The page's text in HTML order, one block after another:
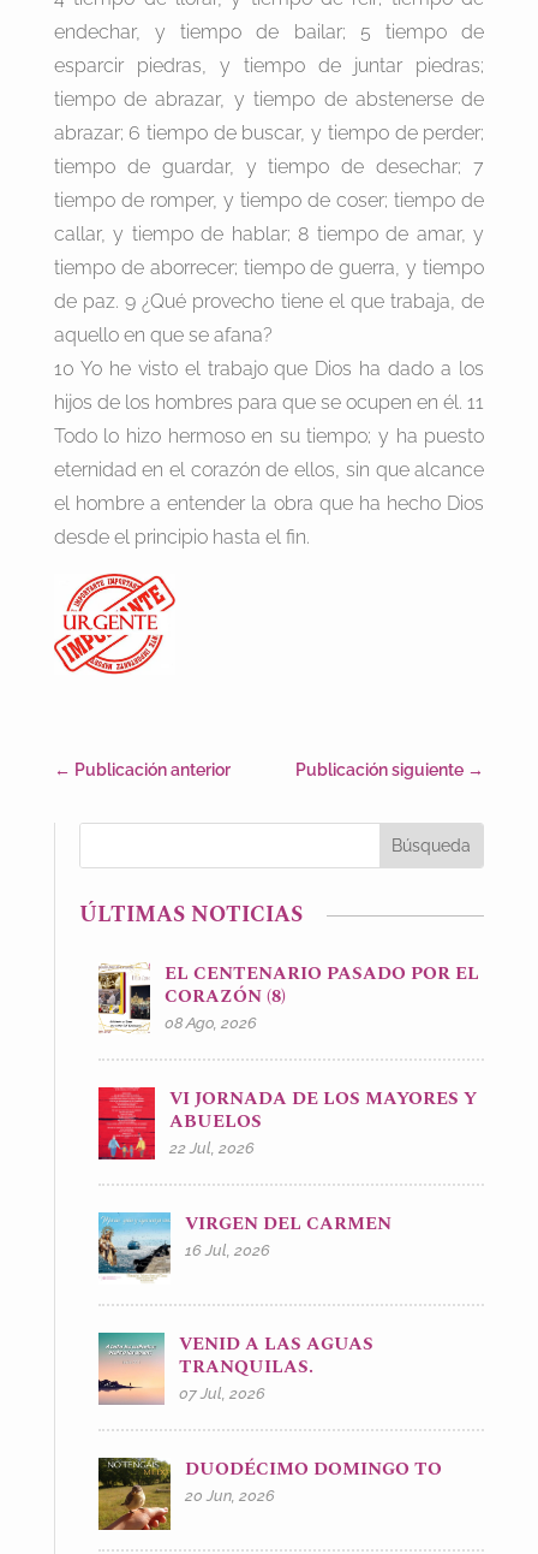
endechar, y tiempo de bailar; 5 tiempo de
esparcir piedras, y tiempo de juntar piedras;
tiempo de abrazar, y tiempo de abstenerse de
abrazar; 6 tiempo de buscar, y tiempo de perder;
tiempo de guardar, y tiempo de desechar; 7
tiempo de romper, y tiempo de coser; tiempo de
callar, y tiempo de hablar; 8 tiempo de amar, y
tiempo de aborrecer; tiempo de guerra, y tiempo
de paz. 9 ¿Qué provecho tiene el que trabaja, de
aquello en que se afana?
10 Yo he visto el trabajo que Dios ha dado a los
hijos de los hombres para que se ocupen en él. 11
Todo lo hizo hermoso en su tiempo; y ha puesto
eternidad en el corazón de ellos, sin que alcance
el hombre a entender la obra que ha hecho Dios
desde el principio hasta el fin.
← Publicación anterior Publicación siguiente →
ÚLTIMAS NOTICIAS
EL CENTENARIO PASADO POR EL
CORAZÓN (8)
08 Ago, 2026
VI JORNADA DE LOS MAYORES Y
ABUELOS
22 Jul, 2026
VIRGEN DEL CARMEN
16 Jul, 2026
VENID A LAS AGUAS
TRANQUILAS.
07 Jul, 2026
DUODÉCIMO DOMINGO TO
20 Jun, 2026